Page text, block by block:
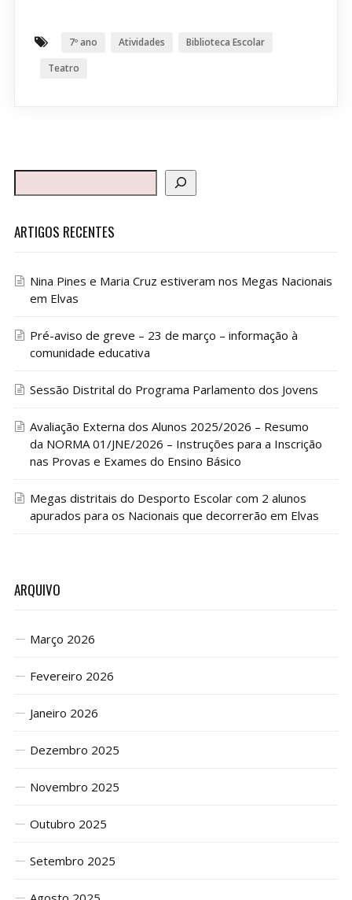
7º ano Atividades
Biblioteca Escolar
Teatro
ARTIGOS RECENTES
Nina Pines e Maria Cruz estiveram nos Megas Nacionais
em Elvas
Pré-aviso de greve – 23 de março – informação à
comunidade educativa
Sessão Distrital do Programa Parlamento dos Jovens
Avaliação Externa dos Alunos 2025/2026 – Resumo
da NORMA 01/JNE/2026 – Instruções para a Inscrição
nas Provas e Exames do Ensino Básico
Megas distritais do Desporto Escolar com 2 alunos
apurados para os Nacionais que decorrerão em Elvas
ARQUIVO
Março 2026
Fevereiro 2026
Janeiro 2026
Dezembro 2025
Novembro 2025
Outubro 2025
Setembro 2025